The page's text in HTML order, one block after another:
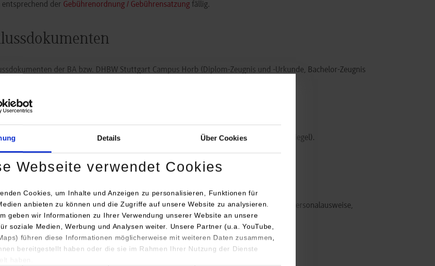
Details Über Cookies
Webseite verwendet Cookies
Cookies, um Inhalte und Anzeigen zu personalisieren, Funktionen für
anbieten zu können und die Zugriffe auf unsere Website zu analysieren.
geben wir Informationen zu Ihrer Verwendung unserer Website an unsere
soziale Medien, Werbung und Analysen weiter. Unsere Partner (u.a. YouTube,
führen diese Informationen möglicherweise mit weiteren Daten zusammen,
bereitgestellt haben oder die sie im Rahmen Ihrer Nutzung der Dienste
der Gebührenordnung / Gebührensatzung fällig.
der BA bzw. DHBW Stuttgart Campus Horb (Diplom-Zeugnis und -Urkunde, Bachelor-Zeugnis
Records/Notenbescheinigung) erstellt.
der BA bzw. DHBW Stuttgart Campus Horb und Präge-/ Farbdrucksiegel).
vollständigen Fotokopien des Originals
Ihres Studiengangs.
der
wie Geburts-, Heirats- und Sterbeurkunden, Reisepässe und Personalausweise,